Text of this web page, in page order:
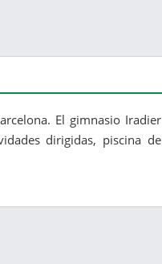
El gimnasio Iradier
dirigidas, piscina de